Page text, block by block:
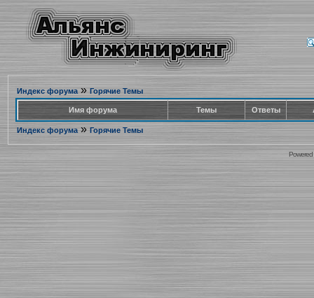
Индекс форума» Горячие Темы
Имя форума Темы Ответы
Индекс форума» Горячие Темы